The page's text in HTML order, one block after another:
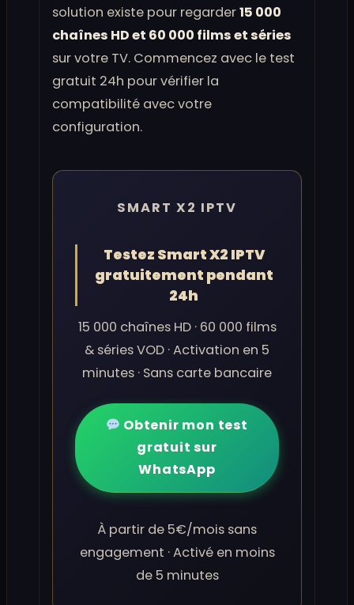
solution existe pour regarder15 000
chaînes HD et 60 000 films et séries
sur votre TV. Commencez avec le test
gratuit 24h pour vérifier la
compatibilité avec votre
configuration.
SMART X2 IPTV
Testez Smart X2 IPTV
gratuitement pendant
24h
15 000 chaînes HD · 60 000 films
& séries VOD · Activation en 5
minutes · Sans carte bancaire
Obtenir mon test
gratuit sur
WhatsApp
À partir de 5€/mois sans
engagement · Activé en moins
de 5 minutes